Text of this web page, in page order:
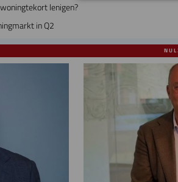
lenigen?
in Q2